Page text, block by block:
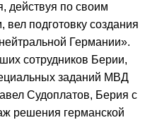
действуя по своим
подготовку создания
Германии».
сотрудников Берии,
заданий МВД
Судоплатов, Берия с
решения германской